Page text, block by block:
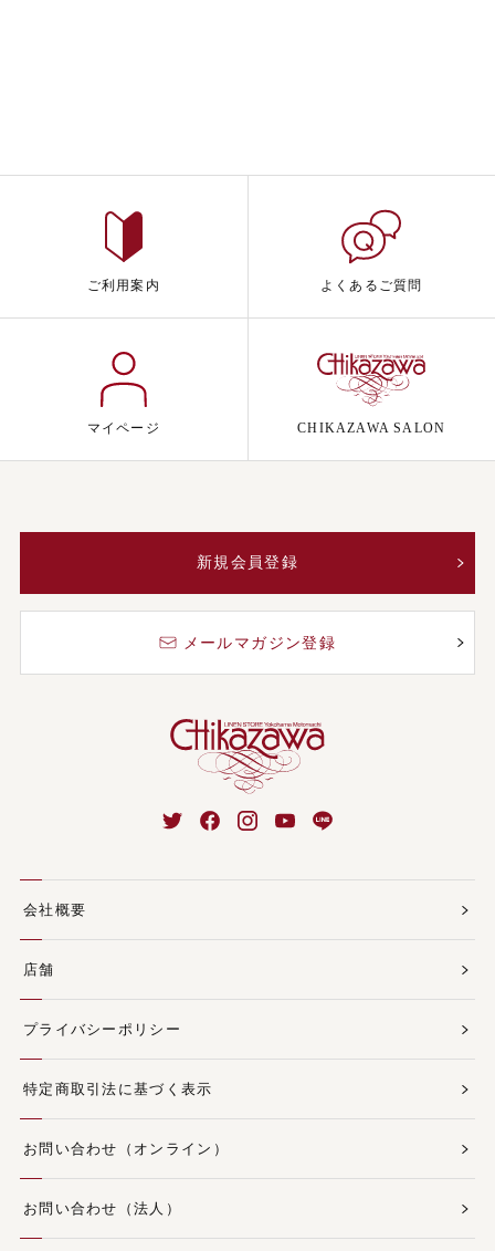
ご利用案内 よくあるご質問
マイページ CHIKAZAWA SALON
新規会員登録
メールマガジン登録
会社概要
店舗
プライバシーポリシー
特定商取引法に基づく表示
お問い合わせ（オンライン）
お問い合わせ（法人）